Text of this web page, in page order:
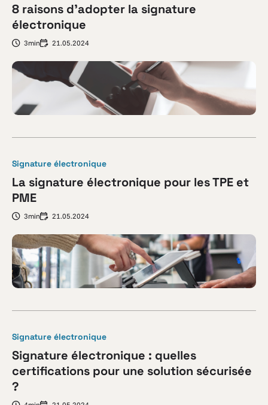
8 raisons d’adopter la signature
électronique
3min 21.05.2024
Signature électronique
La signature électronique pour les TPE et
PME
3min 21.05.2024
Signature électronique
Signature électronique : quelles
certifications pour une solution sécurisée
?